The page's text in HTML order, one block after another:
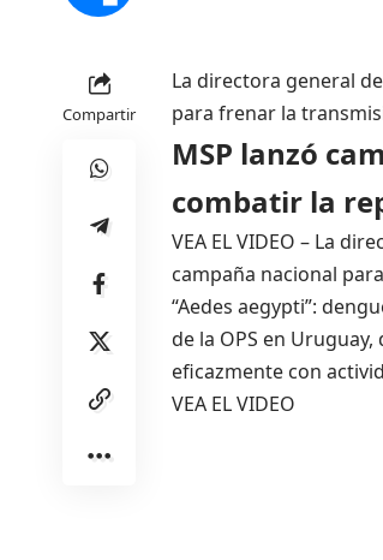
Compartir
La directora general
para frenar la
MSP lanzó
combatir la
VEA EL VIDEO – La
campaña nacional
“Aedes aegypti”:
de la OPS en
eficazmente con
VEA EL VIDEO